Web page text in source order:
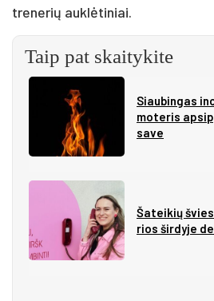
trenerių auklėtiniai.
Taip pat skaitykite
Siau­bin­gas
mo­te­ris
sa­ve
Ša­tei­kių
rios šir­dy­je